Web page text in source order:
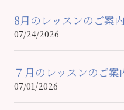
8月のレッスンのご案内
07/24/2026
７月のレッスンのご案
07/01/2026